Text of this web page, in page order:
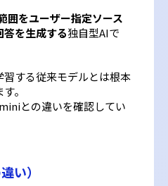
囲をユーザー指定ソース
を生成する独自型AIで
する従来モデルとは根本
。
との違いを確認してい
い）